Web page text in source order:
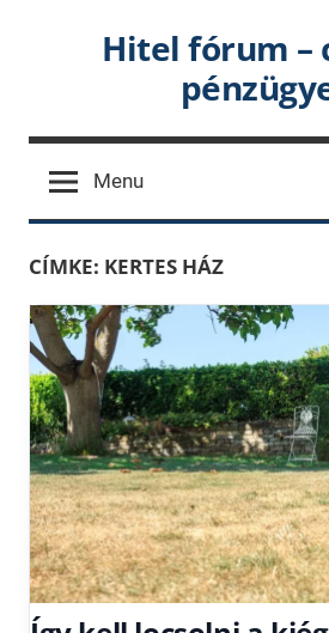
Hitel fórum –
Menu
CÍMKE: KERTES HÁZ